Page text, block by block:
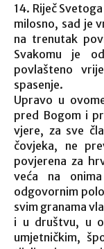
14. Riječ
milosno, sad je
na trenutak
Svakomu je
povlašteno
spasenje.
Upravo u
pred Bogom i
vjere, za sve
čovjeka, ne
povjerena za
veća na
odgovornim
svim granama
i u društvu, u
umjetničkim,